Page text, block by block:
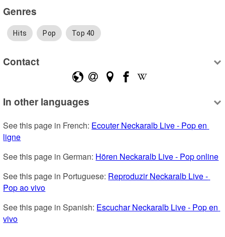
Genres
Hits Pop Top 40
Contact
In other languages
See this page in French: Ecouter Neckaralb Live - Pop en
ligne
See this page in German: Hören Neckaralb Live - Pop online
See this page in Portuguese: Reproduzir Neckaralb Live -
Pop ao vivo
See this page in Spanish: Escuchar Neckaralb Live - Pop en
vivo